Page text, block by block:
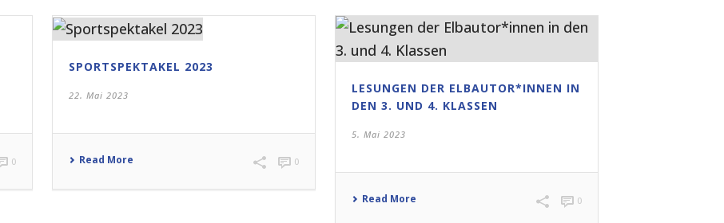
0
SPORTSPEKTAKEL 2023
22. Mai 2023
Read More 0
LESUNGEN DER ELBAUTOR*INNEN IN
DEN 3. UND 4. KLASSEN
5. Mai 2023
Read More 0